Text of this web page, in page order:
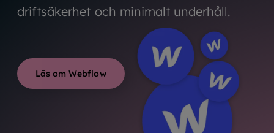
driftsäkerhet och minimalt underhåll.
Läs om Webflow